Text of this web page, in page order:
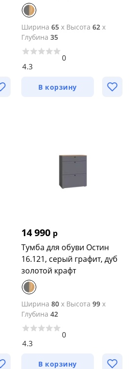
Ширина 65x Высота 62x
Глубина 35
4.3
0
В корзину
14 990 р
Тумба для обуви Остин
16.121, серый графит, дуб
золотой крафт
Ширина 80x Высота 99x
Глубина 42
4.3
0
В корзину